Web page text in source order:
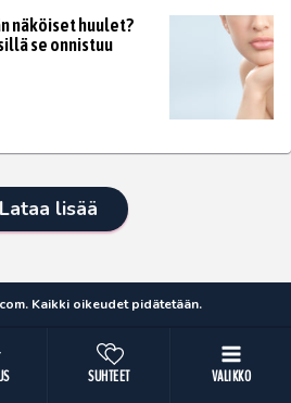
SUHTEET VALIKKO
näköiset huulet?
se onnistuu
Lataa lisää
Kaikki oikeudet pidätetään.